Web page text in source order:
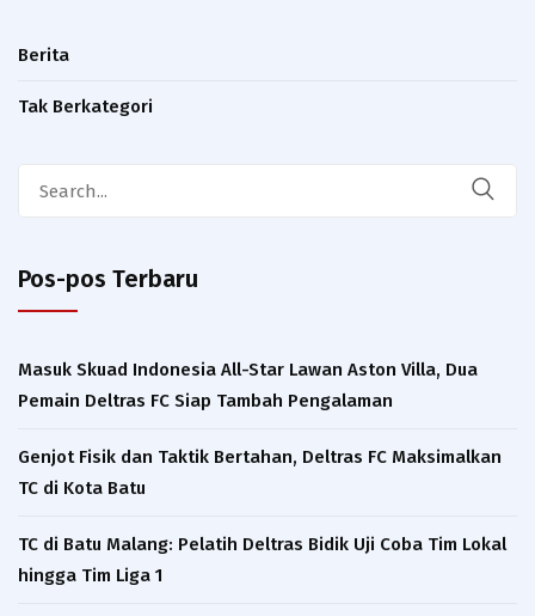
Berita
Tak Berkategori
Pos-pos Terbaru
Masuk Skuad Indonesia All-Star Lawan Aston Villa, Dua
Pemain Deltras FC Siap Tambah Pengalaman​
Genjot Fisik dan Taktik Bertahan, Deltras FC Maksimalkan
TC di Kota Batu
TC di Batu Malang: Pelatih Deltras Bidik Uji Coba Tim Lokal
hingga Tim Liga 1